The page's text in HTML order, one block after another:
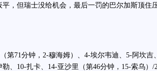
但瑞士没给机会，最后一罚的巴尔加斯顶住压
71分钟，2-穆海姆）、4-埃尔韦迪、5-阿坎吉
、10-扎卡、14-亚沙里（第46分钟，15-索乌）/